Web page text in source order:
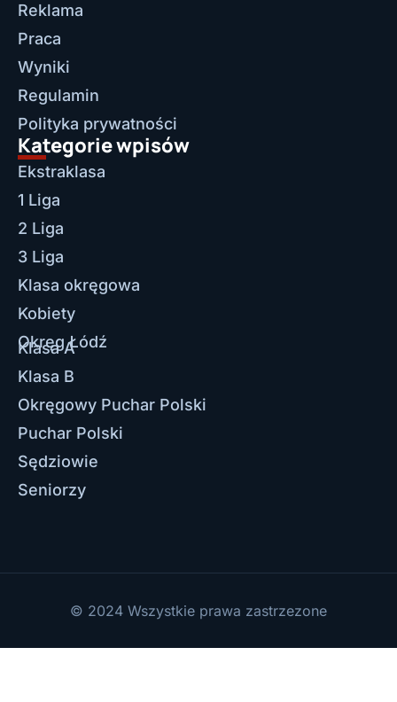
Reklama
Praca
Wyniki
Regulamin
Polityka prywatności
Kategorie wpisów
Ekstraklasa
1 Liga
2 Liga
3 Liga
Klasa okręgowa
Kobiety
Okręg Łódź
Klasa A
Klasa B
Okręgowy Puchar Polski
Puchar Polski
Sędziowie
Seniorzy
© 2024 Wszystkie prawa zastrzezone